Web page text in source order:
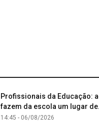
Profissionais da Educação:
fazem da escola um lugar
14:45 - 06/08/2026